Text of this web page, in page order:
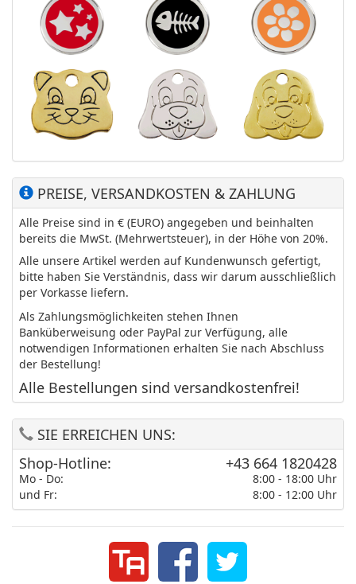
PREISE, VERSANDKOSTEN & ZAHLUNG
Alle Preise sind in € (EURO) angegeben und beinhalten
bereits die MwSt. (Mehrwertsteuer), in der Höhe von 20%.
Alle unsere Artikel werden auf Kundenwunsch gefertigt,
bitte haben Sie Verständnis, dass wir darum ausschließlich
per Vorkasse liefern.
Als Zahlungsmöglichkeiten stehen Ihnen
Banküberweisung oder PayPal zur Verfügung, alle
notwendigen Informationen erhalten Sie nach Abschluss
der Bestellung!
Alle Bestellungen sind versandkostenfrei!
SIE ERREICHEN UNS:
Shop-Hotline:
Mo - Do:
und Fr:
+43 664 1820428
8:00 - 18:00 Uhr
8:00 - 12:00 Uhr